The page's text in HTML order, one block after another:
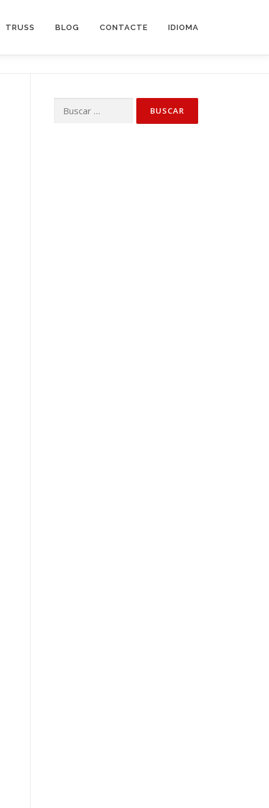
TRUSS BLOG CONTACTE IDIOMA